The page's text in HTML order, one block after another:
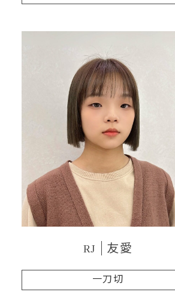
RJ 友愛
一刀切